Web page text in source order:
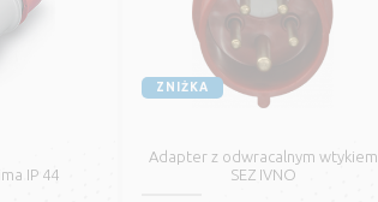
IP 44
ZNIŻKA
Adapter z odwracalnym wtykiem
SEZ IVNO